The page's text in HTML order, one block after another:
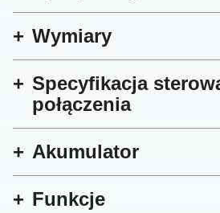
Wymiary
Specyfikacja
połączenia
Akumulator
Funkcje